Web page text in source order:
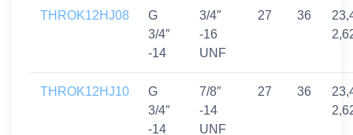
THROK12HJ08
G
3/4″
-14
3/4″
-16
UNF
27 36
THROK12HJ10
G
3/4″
-14
7/8″
-14
UNF
27 36